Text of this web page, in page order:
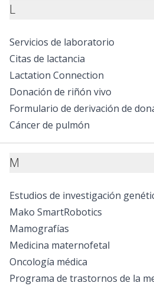
L
Servicios de laboratorio
Citas de lactancia
Lactation Connection
Donación de riñón vivo
Formulario de derivación de
Cáncer de pulmón
M
Estudios de investigación
Mako SmartRobotics
Mamografías
Medicina maternofetal
Oncología médica
Programa de trastornos de la